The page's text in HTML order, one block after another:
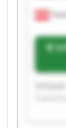
Informacije o